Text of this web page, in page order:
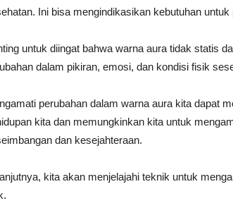
Ini bisa mengindikasikan kebutuhan
untuk diingat bahwa warna aura tidak statis
dalam pikiran, emosi, dan kondisi fisik
perubahan dalam warna aura kita dapat
kita dan memungkinkan kita untuk
dan kesejahteraan.
kita akan menjelajahi teknik untuk